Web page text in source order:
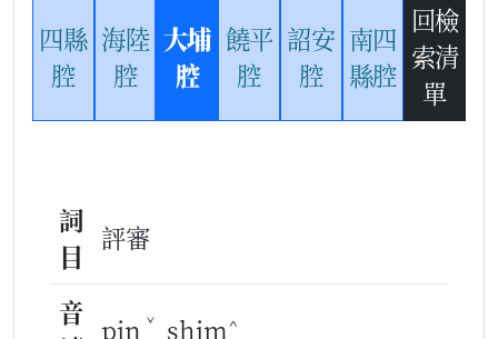
四縣
腔
海陸
腔
大埔
腔
饒平
腔
詔安
腔
南四
縣腔
回檢
索清
單
詞
目
評審
音 pin ˇ shim^